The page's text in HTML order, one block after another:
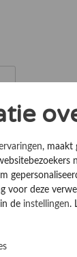
, maakt
voor deze
de instellingen.